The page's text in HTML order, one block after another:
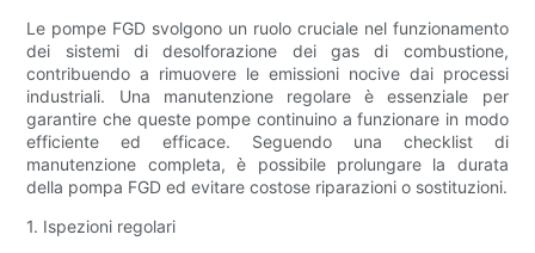
Le pompe FGD svolgono un ruolo cruciale nel funzionamento
dei sistemi di desolforazione dei gas di combustione,
contribuendo a rimuovere le emissioni nocive dai processi
industriali. Una manutenzione regolare è essenziale per
garantire che queste pompe continuino a funzionare in modo
efficiente ed efficace. Seguendo una checklist di
manutenzione completa, è possibile prolungare la durata
della pompa FGD ed evitare costose riparazioni o sostituzioni.
1. Ispezioni regolari